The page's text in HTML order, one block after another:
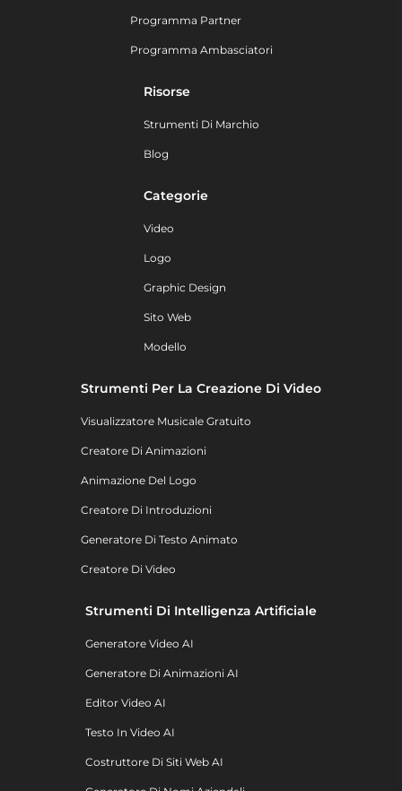
Programma Partner
Programma Ambasciatori
Risorse
Strumenti Di Marchio
Blog
Categorie
Video
Logo
Graphic Design
Sito Web
Modello
Strumenti Per La Creazione Di Video
Visualizzatore Musicale Gratuito
Creatore Di Animazioni
Animazione Del Logo
Creatore Di Introduzioni
Generatore Di Testo Animato
Creatore Di Video
Strumenti Di Intelligenza Artificiale
Generatore Video AI
Generatore Di Animazioni AI
Editor Video AI
Testo In Video AI
Costruttore Di Siti Web AI